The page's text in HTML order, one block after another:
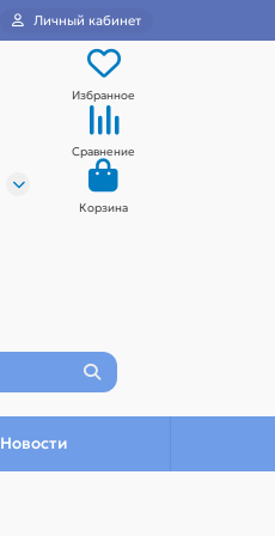
Личный кабинет
Избранное
Сравнение
Корзина
Новости